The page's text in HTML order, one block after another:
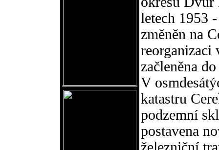
letech 1953
změněn na
reorganizaci
začleněna
V
katastru
podzemní
postavena